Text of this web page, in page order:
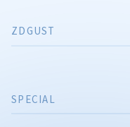
SPECIAL
ZDGUST